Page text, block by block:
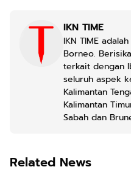
IKN TIME
IKN TIME
Borneo.
terkait dengan
seluruh aspek
Kalimantan
Kalimantan
Sabah dan
Related News